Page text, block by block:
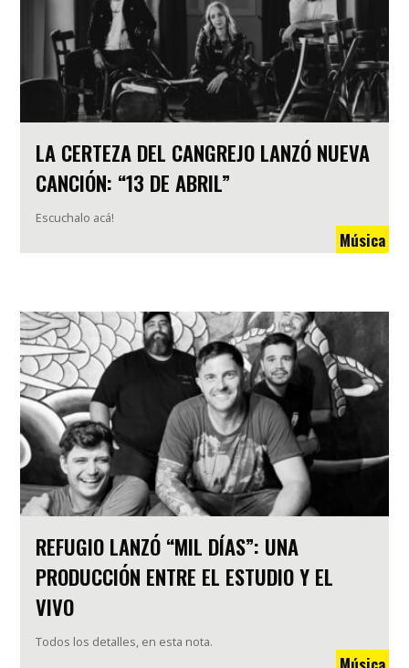
LA CERTEZA DEL CANGREJO LANZÓ NUEVA
CANCIÓN: “13 DE ABRIL”
Escuchalo acá!
Música
REFUGIO LANZÓ “MIL DÍAS”: UNA
PRODUCCIÓN ENTRE EL ESTUDIO Y EL
VIVO
Todos los detalles, en esta nota.